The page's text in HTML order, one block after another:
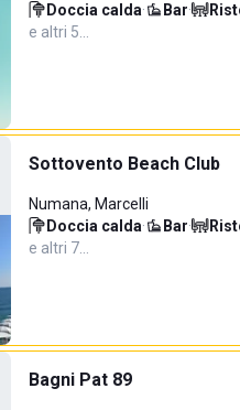
Doccia calda· Bar·
e altri 5…
Sottovento Beach Club
Numana, Marcelli
Doccia calda· Bar·
e altri 7…
Bagni Pat 89